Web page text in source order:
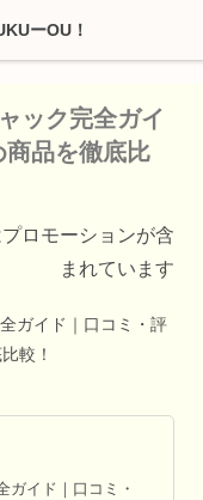
ック完全ガイ
商品を徹底比
ロモーションが含
まれています
ガイド｜口コミ・